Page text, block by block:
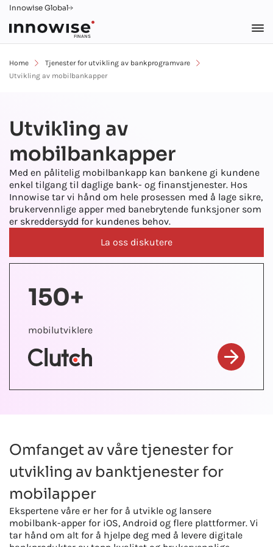
Innowise Global
FINANS
Home
Tjenester for utvikling av bankprogramvare
Utvikling av mobilbankapper
Utvikling av
mobilbankapper
Med en pålitelig mobilbankapp kan bankene gi kundene
enkel tilgang til daglige bank- og finanstjenester. Hos
Innowise tar vi hånd om hele prosessen med å lage sikre,
brukervennlige apper med banebrytende funksjoner som
er skreddersydd for kundenes behov.
La oss diskutere
150+
mobilutviklere
Omfanget av våre tjenester for
utvikling av banktjenester for
mobilapper
Ekspertene våre er her for å utvikle og lansere
mobilbank-apper for iOS, Android og flere plattformer. Vi
tar hånd om alt for å hjelpe deg med å levere digitale